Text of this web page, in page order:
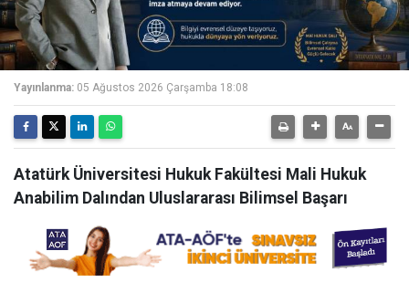
Yayınlanma: 05 Ağustos 2026 Çarşamba 18:08
Atatürk Üniversitesi Hukuk Fakültesi Mali Hukuk
Anabilim Dalından Uluslararası Bilimsel Başarı